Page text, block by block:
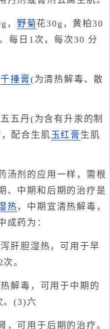
， 野菊花30g，黄柏30
每日1次，每次30 分
千捶膏(为清热解毒、散
五丹(为含有升汞的制
配合生肌玉红膏 生肌
剂的应用一样，需根
、中期和后期的治疗是
热 ，中期宜清热解毒，
成药为：
肝胆湿热，可用于早
。
解毒，可用于中期的
。(3)六
，可用于后期的治疗。